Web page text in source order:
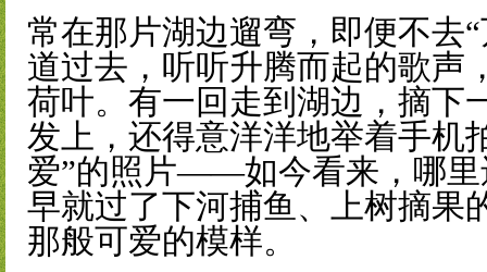
常在那片湖边遛弯，即便不去
道过去，听听升腾而起的歌声
荷叶。有一回走到湖边，摘下
发上，还得意洋洋地举着手机
爱”的照片——如今看来，哪里
早就过了下河捕鱼、上树摘果
那般可爱的模样。